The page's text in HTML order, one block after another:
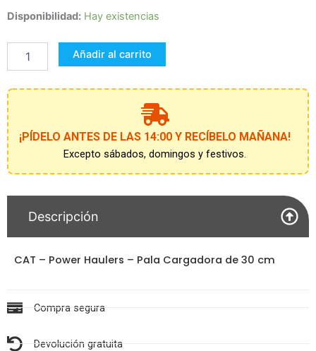
Disponibilidad: Hay existencias
CAT
Power
Haulers
-
Cargadora
de
30
cm
cantidad
Añadir al carrito
¡PÍDELO ANTES DE LAS 14:00 Y RECÍBELO MAÑANA!
Excepto sábados, domingos y festivos.
Descripción
CAT – Power Haulers – Pala Cargadora de 30 cm
Compra segura
Devolución gratuita